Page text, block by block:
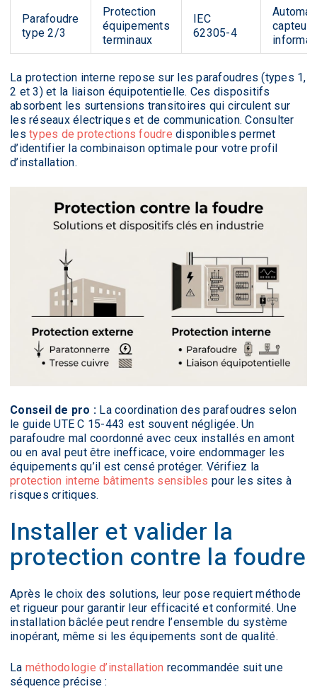
Parafoudre
type 2/3
Protection
équipements
terminaux
IEC
62305-4
La protection interne repose sur les parafoudres (types 1,
2 et 3) et la liaison équipotentielle. Ces dispositifs
absorbent les surtensions transitoires qui circulent sur
les réseaux électriques et de communication. Consulter
les types de protections foudre disponibles permet
d’identifier la combinaison optimale pour votre profil
d’installation.
Conseil de pro : La coordination des parafoudres selon
le guide UTE C 15-443 est souvent négligée. Un
parafoudre mal coordonné avec ceux installés en amont
ou en aval peut être inefficace, voire endommager les
équipements qu’il est censé protéger. Vérifiez la
protection interne bâtiments sensibles pour les sites à
risques critiques.
Installer et valider la
protection contre la foudre
Après le choix des solutions, leur pose requiert méthode
et rigueur pour garantir leur efficacité et conformité. Une
installation bâclée peut rendre l’ensemble du système
inopérant, même si les équipements sont de qualité.
La méthodologie d’installation recommandée suit une
séquence précise :